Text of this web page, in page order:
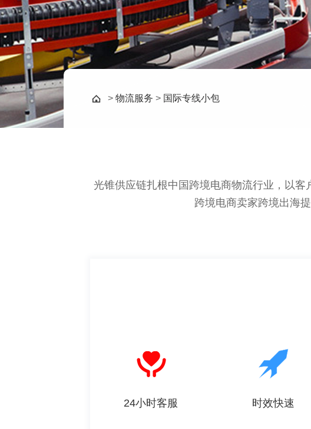
> 物流服务 > 国际专线小包
光锥供应链扎根中国跨境电商物流行业，以
跨境电商卖家跨境出海
24小时客服 时效快速